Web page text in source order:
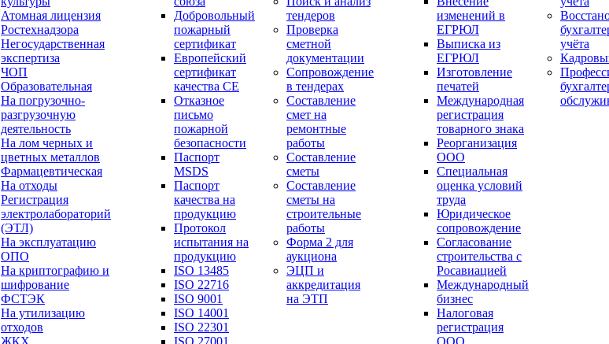
Атомная лицензия
Ростехнадзора
Негосударственная
экспертиза
ЧОП
Образовательная
На погрузочно-
разгрузочную
деятельность
На лом черных и
цветных металлов
Фармацевтическая
На отходы
Регистрация
электролабораторий
(ЭТЛ)
На эксплуатацию
ОПО
На криптографию и
шифрование
ФСТЭК
На утилизацию
отходов
ЖКХ
Добровольный
пожарный
сертификат
Европейский
сертификат
качества СЕ
Отказное
письмо
пожарной
безопасности
Паспорт
МSDS
Паспорт
качества на
продукцию
Протокол
испытания на
продукцию
ISO 13485
ISO 22716
ISO 9001
ISO 14001
ISO 22301
ISO 27001
тендеров
Проверка
сметной
документации
Сопровождение
в тендерах
Составление
смет на
ремонтные
работы
Составление
сметы
Составление
сметы на
строительные
работы
Форма 2 для
аукциона
ЭЦП и
аккредитация
на ЭТП
изменений в
ЕГРЮЛ
Выписка из
ЕГРЮЛ
Изготовление
печатей
Международная
регистрация
товарного знака
Реорганизация
ООО
Специальная
оценка условий
труда
Юридическое
сопровождение
Согласование
строительства с
Росавиацией
Международный
бизнес
Налоговая
регистрация
ООО
учёта